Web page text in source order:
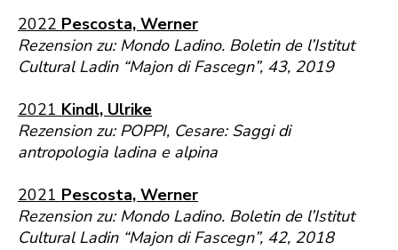
2022 Pescosta, Werner
Rezension zu: Mondo Ladino. Boletin de l’Istitut
Cultural Ladin “Majon di Fascegn”, 43, 2019
2021 Kindl, Ulrike
Rezension zu: POPPI, Cesare: Saggi di
antropologia ladina e alpina
2021 Pescosta, Werner
Rezension zu: Mondo Ladino. Boletin de l’Istitut
Cultural Ladin “Majon di Fascegn”, 42, 2018